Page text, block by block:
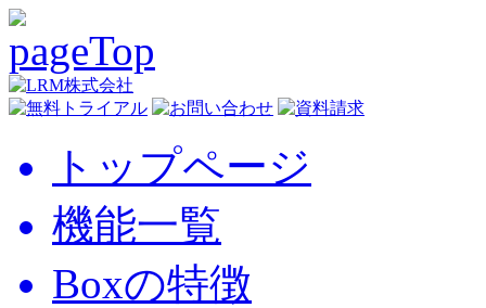
トップページ
機能一覧
Boxの特徴